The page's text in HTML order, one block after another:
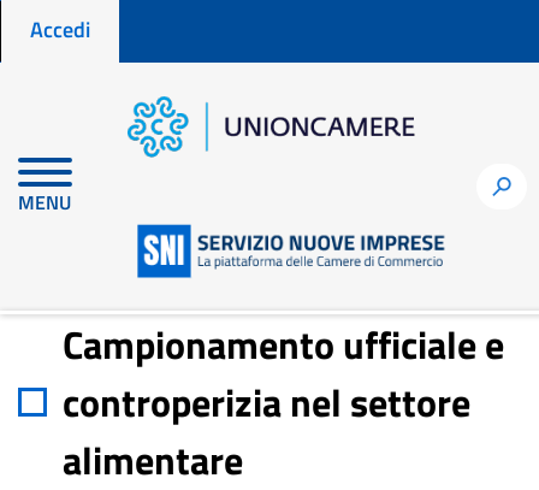
Menu profilo utente
Accedi
MENU
h
Home
Campionamento ufficiale e controperizia nel settore alimentare
Campionamento ufficiale e
controperizia nel settore
alimentare